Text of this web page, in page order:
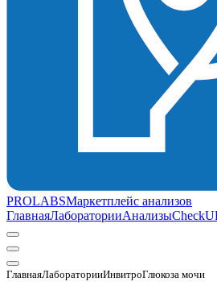
PROLABSМаркетплейс анализов
ГлавнаяЛабораторииАнализы
ГлавнаяЛабораторииИнвитроГлюкоза мочи